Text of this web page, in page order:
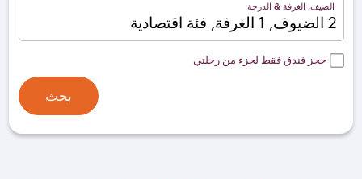
الضيف, الغرفة & الدرجة
2 الضيوف, 1 الغرفة, فئة اقتصادية
حجز فندق فقط لجزء من رحلتي
بحث